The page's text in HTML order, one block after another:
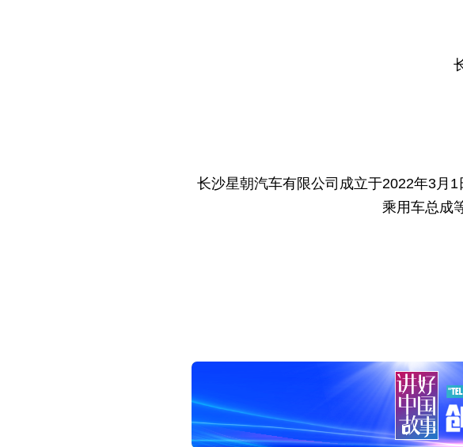
长沙星朝汽车有限公司成立于2022年3月
乘用车总成